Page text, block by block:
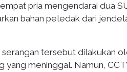
pria mengendarai dua
bahan peledak dari
tersebut dilakukan
meninggal. Namun,